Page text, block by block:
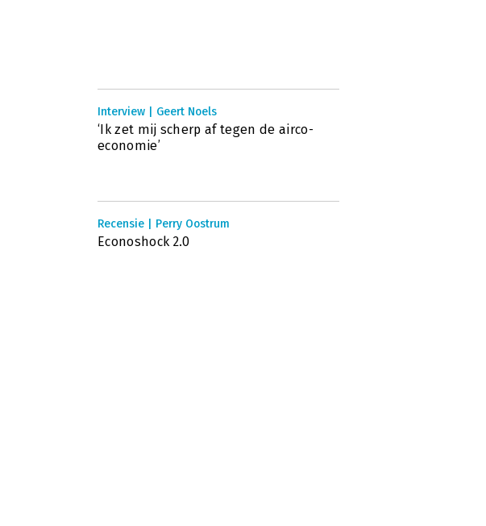
Interview | Geert Noels
‘Ik zet mij scherp af tegen de airco-
economie’
Recensie | Perry Oostrum
Econoshock 2.0